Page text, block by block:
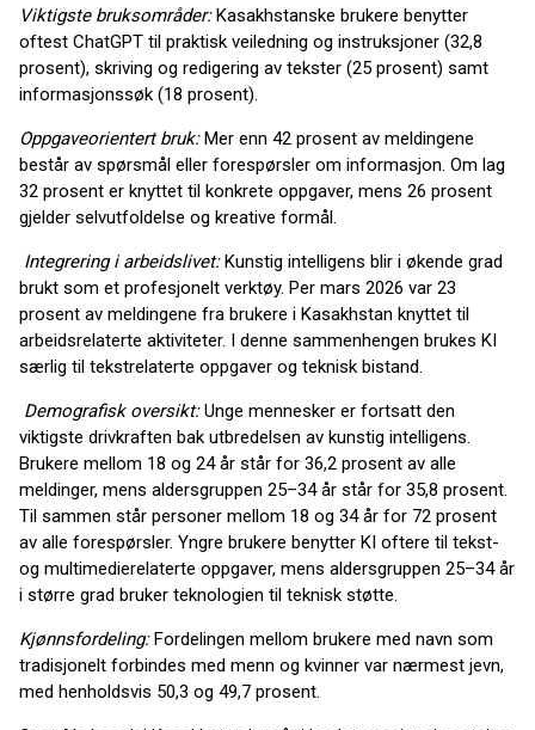
Viktigste bruksområder:Kasakhstanske brukere benytter
oftest ChatGPT til praktisk veiledning og instruksjoner (32,8
prosent), skriving og redigering av tekster (25 prosent) samt
informasjonssøk (18 prosent).
Oppgaveorientert bruk: Mer enn 42 prosent av meldingene
består av spørsmål eller forespørsler om informasjon. Om lag
32 prosent er knyttet til konkrete oppgaver, mens 26 prosent
gjelder selvutfoldelse og kreative formål.
Integrering i arbeidslivet:Kunstig intelligens blir i økende grad
brukt som et profesjonelt verktøy. Per mars 2026 var 23
prosent av meldingene fra brukere i Kasakhstan knyttet til
arbeidsrelaterte aktiviteter. I denne sammenhengen brukes KI
særlig til tekstrelaterte oppgaver og teknisk bistand.
Demografisk oversikt:Unge mennesker er fortsatt den
viktigste drivkraften bak utbredelsen av kunstig intelligens.
Brukere mellom 18 og 24 år står for 36,2 prosent av alle
meldinger, mens aldersgruppen 25–34 år står for 35,8 prosent.
Til sammen står personer mellom 18 og 34 år for 72 prosent
av alle forespørsler. Yngre brukere benytter KI oftere til tekst-
og multimedierelaterte oppgaver, mens aldersgruppen 25–34 år
i større grad bruker teknologien til teknisk støtte.
Kjønnsfordeling: Fordelingen mellom brukere med navn som
tradisjonelt forbindes med menn og kvinner var nærmest jevn,
med henholdsvis 50,3 og 49,7 prosent.